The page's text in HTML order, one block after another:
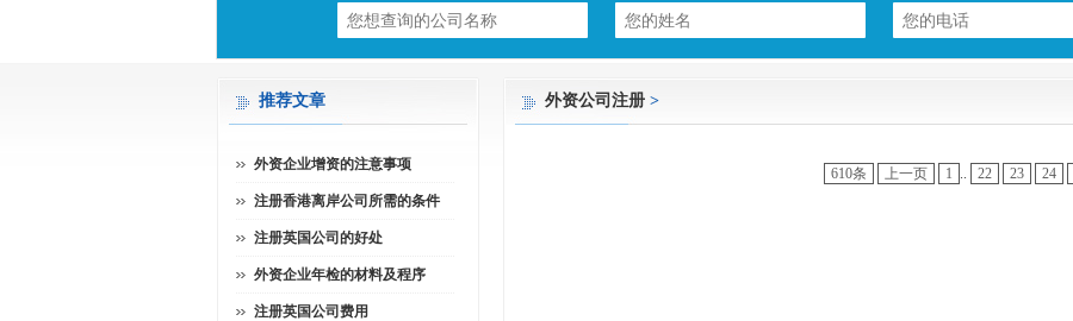
外资公司注册 >
610条 上一页 1 .. 22 23 24
推荐文章
外资企业增资的注意事项
注册香港离岸公司所需的条件
注册英国公司的好处
外资企业年检的材料及程序
注册英国公司费用